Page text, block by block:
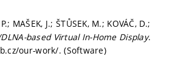
MAŠEK, J.; ŠTŮSEK, M.; KOVÁČ, D.;
DLNA-based Virtual In-Home Display.
our-work/. (Software)